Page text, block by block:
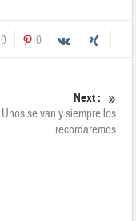
0 0
Next :
Unos se van y siempre los
recordaremos